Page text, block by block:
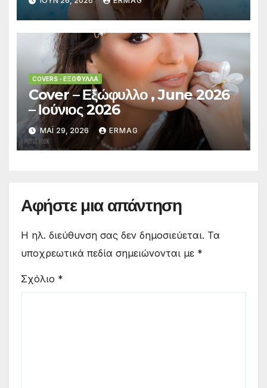
COVERS - ΕΞΏΦΥΛΛΑ
Cover – Εξώφυλλο , June 2026
– Ιούνιος 2026
ΜΆΙ 29, 2026 ERMAG
Αφήστε μια απάντηση
Η ηλ. διεύθυνση σας δεν δημοσιεύεται. Τα
υποχρεωτικά πεδία σημειώνονται με *
Σχόλιο *